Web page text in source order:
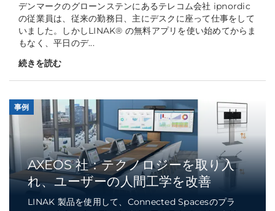
デンマークのグローンステンにあるテレコム会社 ipnordic
の従業員は、従来の勤務日、主にデスクに座って仕事をして
いました。しかしLINAK® の無料アプリを使い始めてからま
もなく、平日のデ...
続きを読む
事例
AXEOS 社：テクノロジーを取り入
れ、ユーザーの人間工学を改善
LINAK 製品を使用して、Connected Spacesのプラ